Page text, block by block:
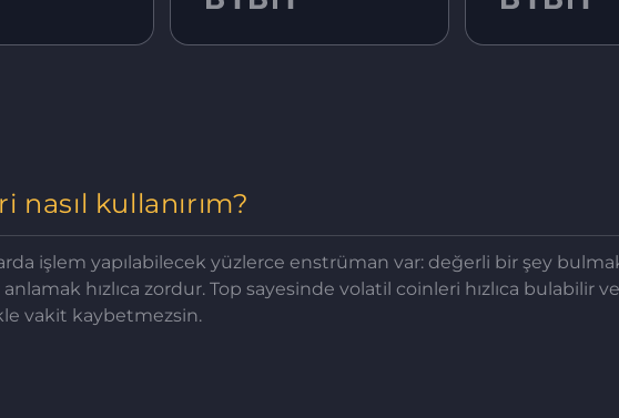
nasıl kullanırım?
işlem yapılabilecek yüzlerce enstrüman var: değerli bir şey
anlamak hızlıca zordur. Top sayesinde volatil coinleri hızlıca bulabilir
vakit kaybetmezsin.